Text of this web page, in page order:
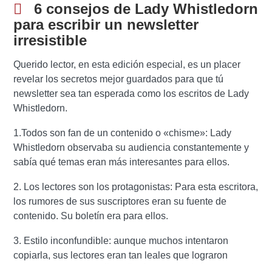
6 consejos de Lady Whistledorn
para escribir un newsletter
irresistible
Querido lector, en esta edición especial, es un placer
revelar los secretos mejor guardados para que tú
newsletter sea tan esperada como los escritos de Lady
Whistledorn.
1.Todos son fan de un contenido o «chisme»: Lady
Whistledorn observaba su audiencia constantemente y
sabía qué temas eran más interesantes para ellos.
2. Los lectores son los protagonistas: Para esta escritora,
los rumores de sus suscriptores eran su fuente de
contenido. Su boletín era para ellos.
3. Estilo inconfundible: aunque muchos intentaron
copiarla, sus lectores eran tan leales que lograron